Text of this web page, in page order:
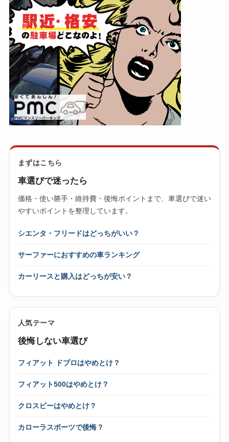
まずはこちら
車選びで迷ったら
価格・使い勝手・維持費・後悔ポイントまで、車選びで迷い
やすいポイントを整理しています。
シエンタ・フリードはどっちがいい？
サーファーにおすすめの車ランキング
カーリースと購入はどっちが安い？
人気テーマ
後悔しない車選び
フィアット ドブロはやめとけ？
フィアット500はやめとけ？
クロスビーはやめとけ？
カローラスポーツで後悔？